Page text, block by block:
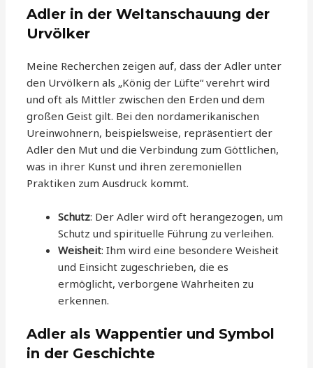
Adler in der Weltanschauung der
Urvölker
Meine Recherchen zeigen auf, dass der Adler unter
den Urvölkern als „König der Lüfte“ verehrt wird
und oft als Mittler zwischen den Erden und dem
großen Geist gilt. Bei den nordamerikanischen
Ureinwohnern, beispielsweise, repräsentiert der
Adler den Mut und die Verbindung zum Göttlichen,
was in ihrer Kunst und ihren zeremoniellen
Praktiken zum Ausdruck kommt.
Schutz: Der Adler wird oft herangezogen, um
Schutz und spirituelle Führung zu verleihen.
Weisheit: Ihm wird eine besondere Weisheit
und Einsicht zugeschrieben, die es
ermöglicht, verborgene Wahrheiten zu
erkennen.
Adler als Wappentier und Symbol
in der Geschichte